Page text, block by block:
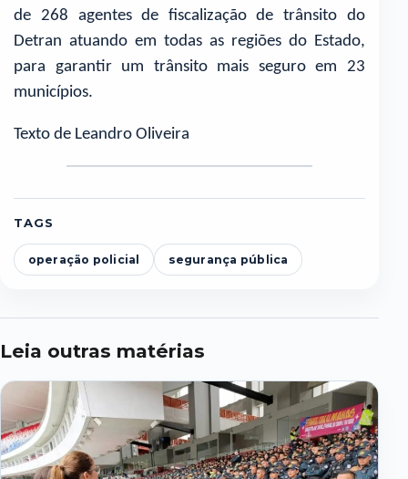
de 268 agentes de fiscalização de trânsito do
Detran atuando em todas as regiões do Estado,
para garantir um trânsito mais seguro em 23
municípios.
Texto de Leandro Oliveira
TAGS
operação policial segurança pública
Leia outras matérias